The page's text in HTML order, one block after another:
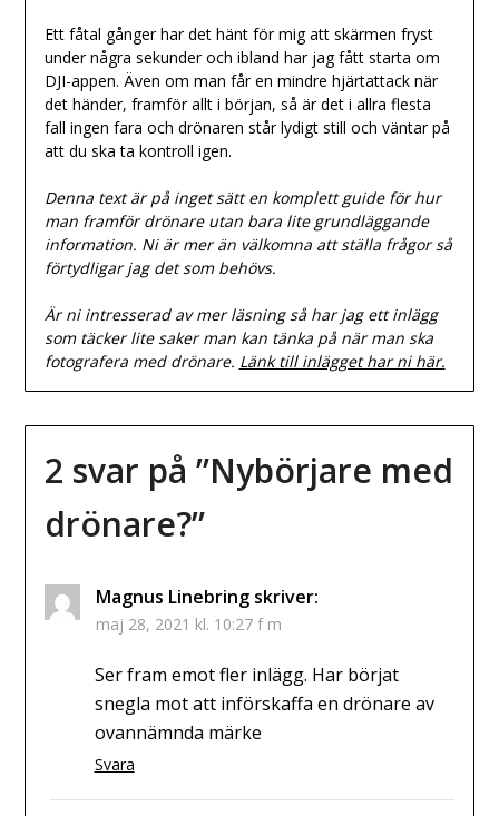
Ett fåtal gånger har det hänt för mig att skärmen fryst
under några sekunder och ibland har jag fått starta om
DJI-appen. Även om man får en mindre hjärtattack när
det händer, framför allt i början, så är det i allra flesta
fall ingen fara och drönaren står lydigt still och väntar på
att du ska ta kontroll igen.
Denna text är på inget sätt en komplett guide för hur
man framför drönare utan bara lite grundläggande
information. Ni är mer än välkomna att ställa frågor så
förtydligar jag det som behövs.
Är ni intresserad av mer läsning så har jag ett inlägg
som täcker lite saker man kan tänka på när man ska
fotografera med drönare. Länk till inlägget har ni här.
2 svar på ”Nybörjare med
drönare?”
Magnus Linebring skriver:
maj 28, 2021 kl. 10:27 f m
Ser fram emot fler inlägg. Har börjat
snegla mot att införskaffa en drönare av
ovannämnda märke
Svara